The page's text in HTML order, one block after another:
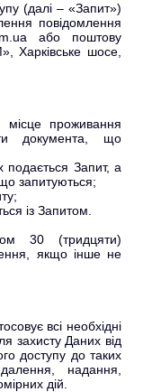
(далі – «Запит»)
повідомлення
або поштову
Харківське шосе,
місце проживання
документа, що
подається Запит, а
запитуються;
із Запитом.
30 (тридцяти)
якщо інше не
всі необхідні
захисту Даних від
доступу до таких
надання,
дій.